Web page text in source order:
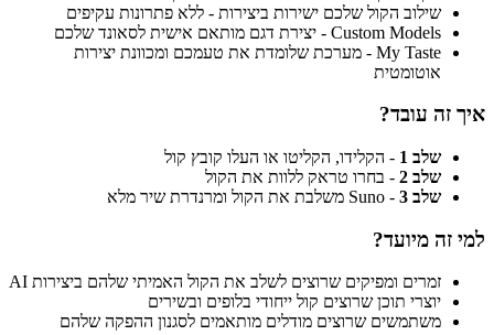
שילוב הקול שלכם ישירות ביצירות - ללא פתרונות עקיפים
Custom Models - יצירת דגם מותאם אישית לסאונד שלכם
My Taste - מערכת שלומדת את טעמכם ומכוונת יצירות
אוטומטית
איך זה עובד?
שלב 1
- הקלידו, הקליטו או העלו קובץ קול
שלב 2
- בחרו טראק ללוות את הקול
שלב 3
- Suno משלבת את הקול ומרנדרת שיר מלא
למי זה מיועד?
זמרים ומפיקים שרוצים לשלב את הקול האמיתי שלהם ביצירות AI
יוצרי תוכן שרוצים קול ייחודי בלופים ובשירים
משתמשים שרוצים מודלים מותאמים לסגנון ההפקה שלהם